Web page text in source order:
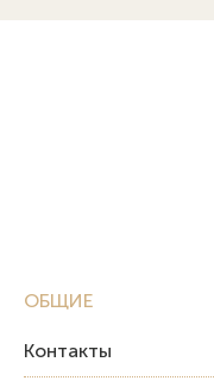
ОБЩИЕ
Контакты